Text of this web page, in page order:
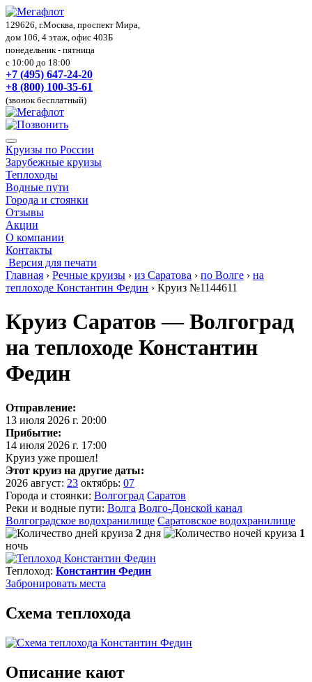
129626, г.Москва, проспект Мира,
дом 106, 4 этаж, офис 403Б
понедельник - пятница
с 10:00 до 18:00
+7 (495) 647-24-20
+8 (800) 100-35-61
(звонок бесплатный)
Круизы по России
Зарубежные круизы
Теплоходы
Водные пути
Города и стоянки
Отзывы
Акции
О компании
Контакты
Версия для печати
Главная › Речные круизы › из Саратова › по Волге › на
теплоходе Константин Федин › Круиз №1144611
Круиз Саратов — Волгоград
на теплоходе Константин
Федин
Отправление:
13 июля 2026 г. 20:00
Прибытие:
14 июля 2026 г. 17:00
Круиз уже прошел!
Этот круиз на другие даты:
2026 август: 23 октябрь: 07
Города и стоянки: Волгоград Саратов
Реки и водные пути: Волга Волго-Донской канал
Волгоградское водохранилище Саратовское водохранилище
2 дня
1
ночь
Теплоход: Константин Федин
Забронировать места
Схема теплохода
Описание кают